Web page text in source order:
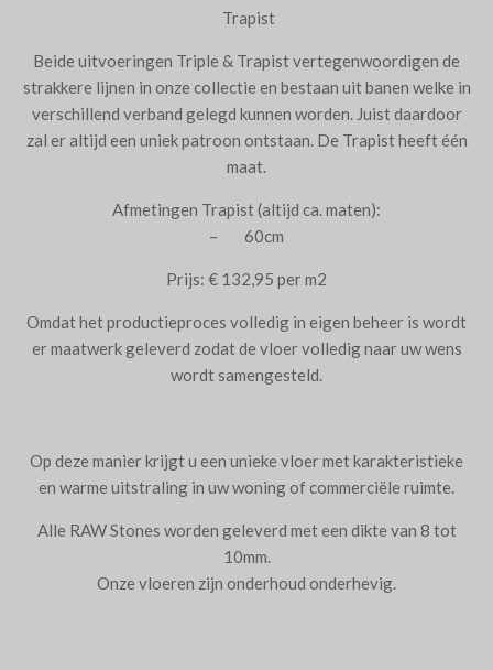
Trapist
Beide uitvoeringen Triple & Trapist vertegenwoordigen de
strakkere lijnen in onze collectie en bestaan uit banen welke in
verschillend verband gelegd kunnen worden. Juist daardoor
zal er altijd een uniek patroon ontstaan. De Trapist heeft één
maat.
Afmetingen Trapist (altijd ca. maten):
– 60cm
Prijs: € 132,95 per m2
Omdat het productieproces volledig in eigen beheer is wordt
er maatwerk geleverd zodat de vloer volledig naar uw wens
wordt samengesteld.
Op deze manier krijgt u een unieke vloer met karakteristieke
en warme uitstraling in uw woning of commerciële ruimte.
Alle RAW Stones worden geleverd met een dikte van 8 tot
10mm.
Onze vloeren zijn onderhoud onderhevig.